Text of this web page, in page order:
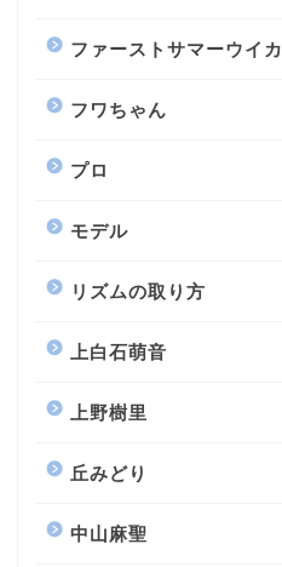
ファーストサマーウイカ
フワちゃん
プロ
モデル
リズムの取り方
上白石萌音
上野樹里
丘みどり
中山麻聖